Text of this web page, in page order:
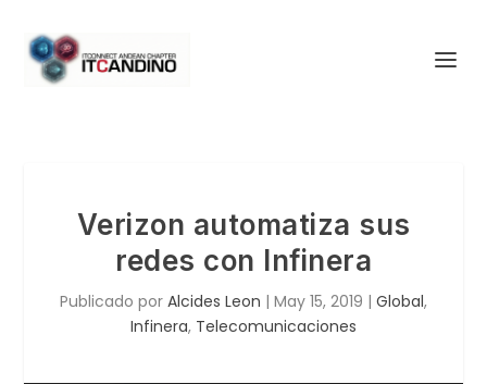
Verizon automatiza sus
redes con Infinera
Publicado por Alcides Leon | May 15, 2019 | Global,
Infinera, Telecomunicaciones